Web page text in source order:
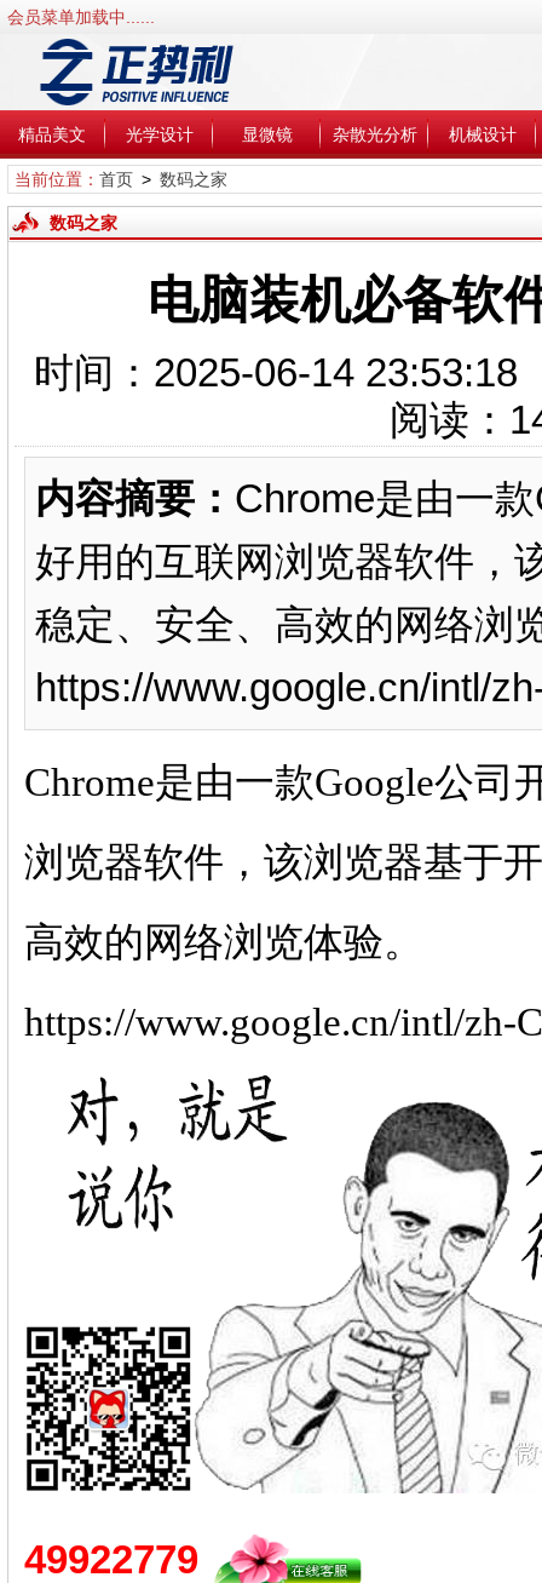
会员菜单加载中......
精品美文 光学设计 显微镜 杂散光分析 机械设计
当前位置： 首页> 数码之家
数码之家
电脑装机必备
时间：2025-06-14
阅读：
内容摘要： Chrome是由一
好用的互联网浏览器软件，
稳定、安全、高效的网络浏
https://www.google.cn/intl/
Chrome是由一款Google公
浏览器软件，该浏览器基于
高效的网络浏览体验。
https://www.google.cn/intl/zh-
49922779